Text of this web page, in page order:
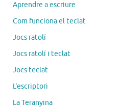
Aprendre a escriure
Com funciona el teclat
Jocs ratolí
Jocs ratolí i teclat
Jocs teclat
L'escriptori
La Teranyina